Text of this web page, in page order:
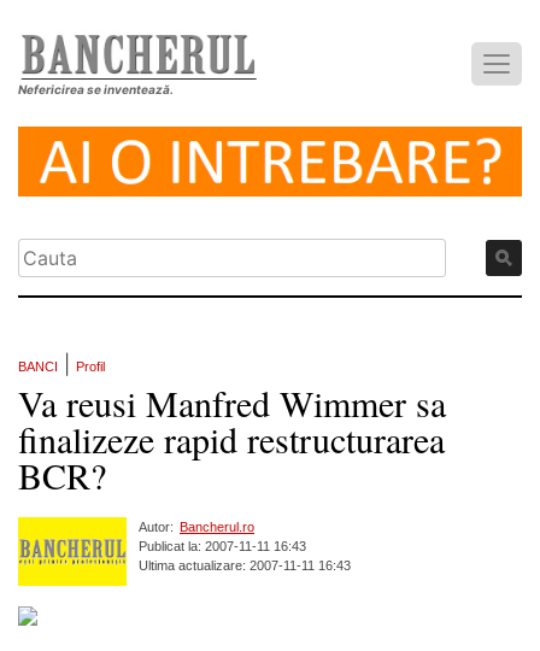
Nefericirea se inventează.
BANCI Profil
Va reusi Manfred Wimmer sa
finalizeze rapid restructurarea
BCR?
Autor: Bancherul.ro
Publicat la: 2007-11-11 16:43
Ultima actualizare: 2007-11-11 16:43